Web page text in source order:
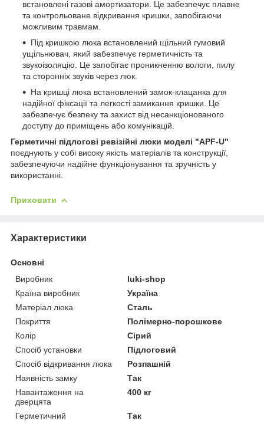
встановлені газові амортизатори. Це забезпечує плавне
та контрольоване відкривання кришки, запобігаючи
можливим травмам.
Під кришкою люка встановлений щільний гумовий
ущільнювач, який забезпечує герметичність та
звукоізоляцію. Це запобігає проникненню вологи, пилу
та сторонніх звуків через люк.
На кришці люка встановлений замок-клацанка для
надійної фіксації та легкості замикання кришки. Це
забезпечує безпеку та захист від несанкціонованого
доступу до приміщень або комунікацій.
Герметичні підлогові ревізійні люки моделі "APF-U"
поєднують у собі високу якість матеріалів та конструкції,
забезпечуючи надійне функціонування та зручність у
використанні.
Приховати
Характеристики
Основні
Виробник
luki-shop
Країна виробник
Україна
Матеріал люка
Сталь
Покриття
Полімерно-порошкове
Колір
Сірий
Спосіб установки
Підлоговий
Спосіб відкривання люка
Розпашній
Наявність замку
Так
Навантаження на
дверцята
400 кг
Герметичний
Так